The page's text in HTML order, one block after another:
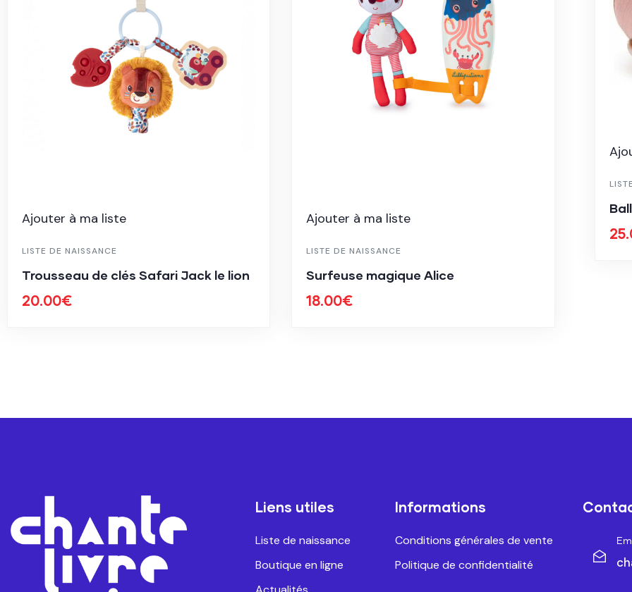
Ajouter à ma liste
LISTE DE NAISSANCE
Trousseau de clés Safari Jack le lion
20.00€
Ajouter à ma liste
LISTE DE NAISSANCE
Surfeuse magique Alice
18.00€
Liens utiles
Liste de naissance
Boutique en ligne
Informations
Conditions générales de vente
Politique de confidentialité